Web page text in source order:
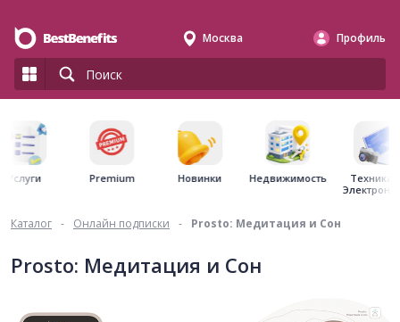
Москва Профиль
Услуги Premium Новинки Недвижимость
Техника
Каталог - Онлайн подписки - Prosto: Медитация и Сон
Prosto: Медитация и Сон